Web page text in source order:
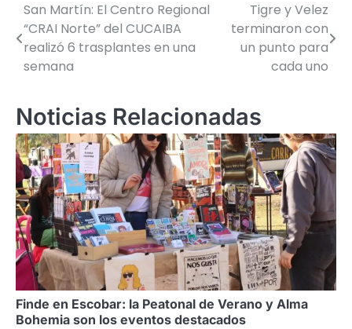
Navegación
de
entradas
San Martín: El Centro Regional
“CRAI Norte” del CUCAIBA
realizó 6 trasplantes en una
semana
Tigre y Velez
terminaron con
un punto para
cada uno
Noticias Relacionadas
Finde en Escobar: la Peatonal de Verano y Alma
Bohemia son los eventos destacados